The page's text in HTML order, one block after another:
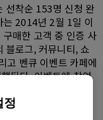
정
선착순 153명 신청 완
는 2014년 2월 1일 이
매한 고객 중 인증 사
블로그, 커뮤니티, 쇼
고 벤큐 이벤트 카페에
된다. 이벤트에 참여
CGV 영화 티켓 2장
하게 올려준 3명을
(1명)과, 5만원권(2